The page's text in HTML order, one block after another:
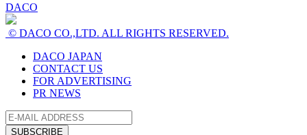
DACO
© DACO CO.,LTD. ALL RIGHTS RESERVED.
DACO JAPAN
CONTACT US
FOR ADVERTISING
PR NEWS